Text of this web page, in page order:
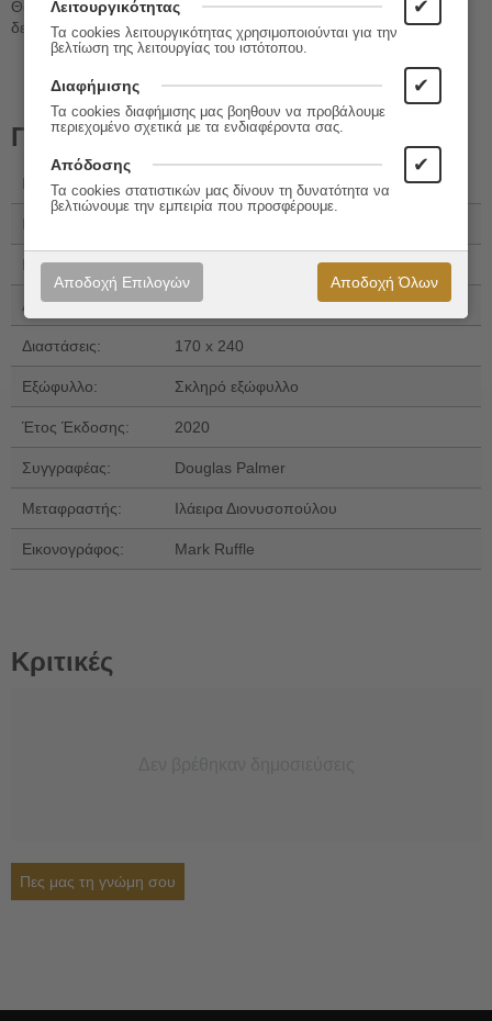
Θα γνωρίσετε γιγάντια θαλάσσια ερπετά, πελώρια σαυρόποδα και
δεινόσαυρους με πανοπλίες!
Πληροφορίες
Εκδόσεις: Διόπτρα
ISBN:
ISBN 13: 978-960-653-102-6
Αριθμός Σελίδων: 48
Διαστάσεις: 170 x 240
Εξώφυλλο: Σκληρό εξώφυλλο
Έτος Έκδοσης: 2020
Συγγραφέας: Douglas Palmer
Μεταφραστής: Ιλάειρα Διονυσοπούλου
Εικονογράφος: Mark Ruffle
Κριτικές
Πες μας τη γνώμη σου
Λειτουργικότητας ✔
Τα cookies λειτουργικότητας χρησιμοποιούνται για την
βελτίωση της λειτουργίας του ιστότοπου.
Διαφήμισης ✔
Τα cookies διαφήμισης μας βοηθουν να προβάλουμε
περιεχομένο σχετικά με τα ενδιαφέροντα σας.
Απόδοσης ✔
Τα cookies στατιστικών μας δίνουν τη δυνατότητα να
βελτιώνουμε την εμπειρία που προσφέρουμε.
Αποδοχή Επιλογών Αποδοχή Όλων